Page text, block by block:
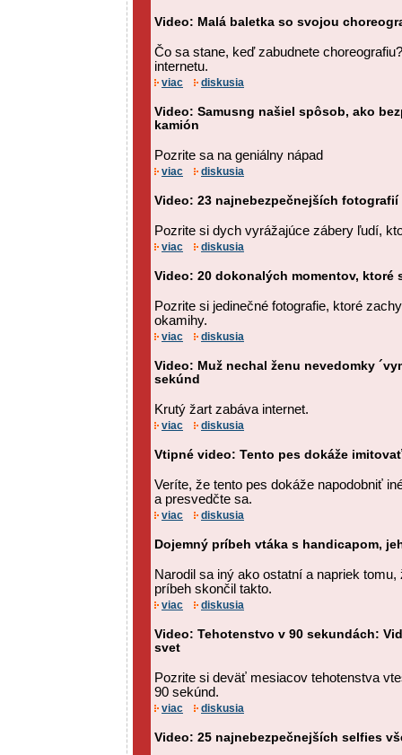
Video: Malá baletka so svojou
Čo sa stane, keď zabudnete
internetu.
viac diskusia
Video: Samusng našiel spôsob, ako
kamión
Pozrite sa na geniálny nápad
viac diskusia
Video: 23 najnebezpečnejších
Pozrite si dych vyrážajúce zábery ľudí,
viac diskusia
Video: 20 dokonalých momentov, ktoré
Pozrite si jedinečné fotografie, ktoré
okamihy.
viac diskusia
Video: Muž nechal ženu nevedomky
sekúnd
Krutý žart zabáva internet.
viac diskusia
Vtipné video: Tento pes dokáže
Veríte, že tento pes dokáže napodobniť
a presvedčte sa.
viac diskusia
Dojemný príbeh vtáka s handicapom,
Narodil sa iný ako ostatní a napriek
príbeh skončil takto.
viac diskusia
Video: Tehotenstvo v 90 sekundách:
svet
Pozrite si deväť mesiacov tehotenstva
90 sekúnd.
viac diskusia
Video: 25 najnebezpečnejších selfies